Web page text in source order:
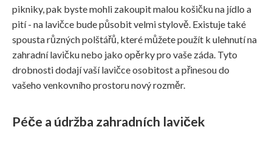
pikniky, pak byste mohli zakoupit malou košičku na jídlo a
pití - na lavičce bude působit velmi stylově. Existuje také
spousta různých polštářů, které můžete použít k ulehnutí na
zahradní lavičku nebo jako opěrky pro vaše záda. Tyto
drobnosti dodají vaší lavičce osobitost a přinesou do
vašeho venkovního prostoru nový rozměr.
Péče a údržba zahradních laviček